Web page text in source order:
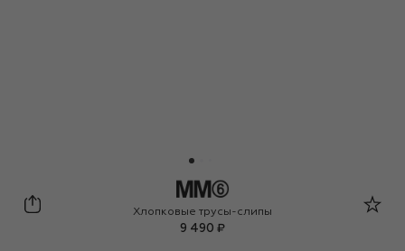
MM6
Хлопковые трусы-слипы
9 490 ₽